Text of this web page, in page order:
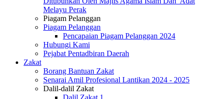
Melayu Perak
Piagam Pelanggan
Piagam Pelanggan
Pencapaian Piagam Pelanggan 2024
Hubungi Kami
Pejabat Pentadbiran Daerah
Zakat
Borang Bantuan Zakat
Senarai Amil Profesional Lantikan 2024 - 2025
Dalil-dalil Zakat
Dalil Zakat 1